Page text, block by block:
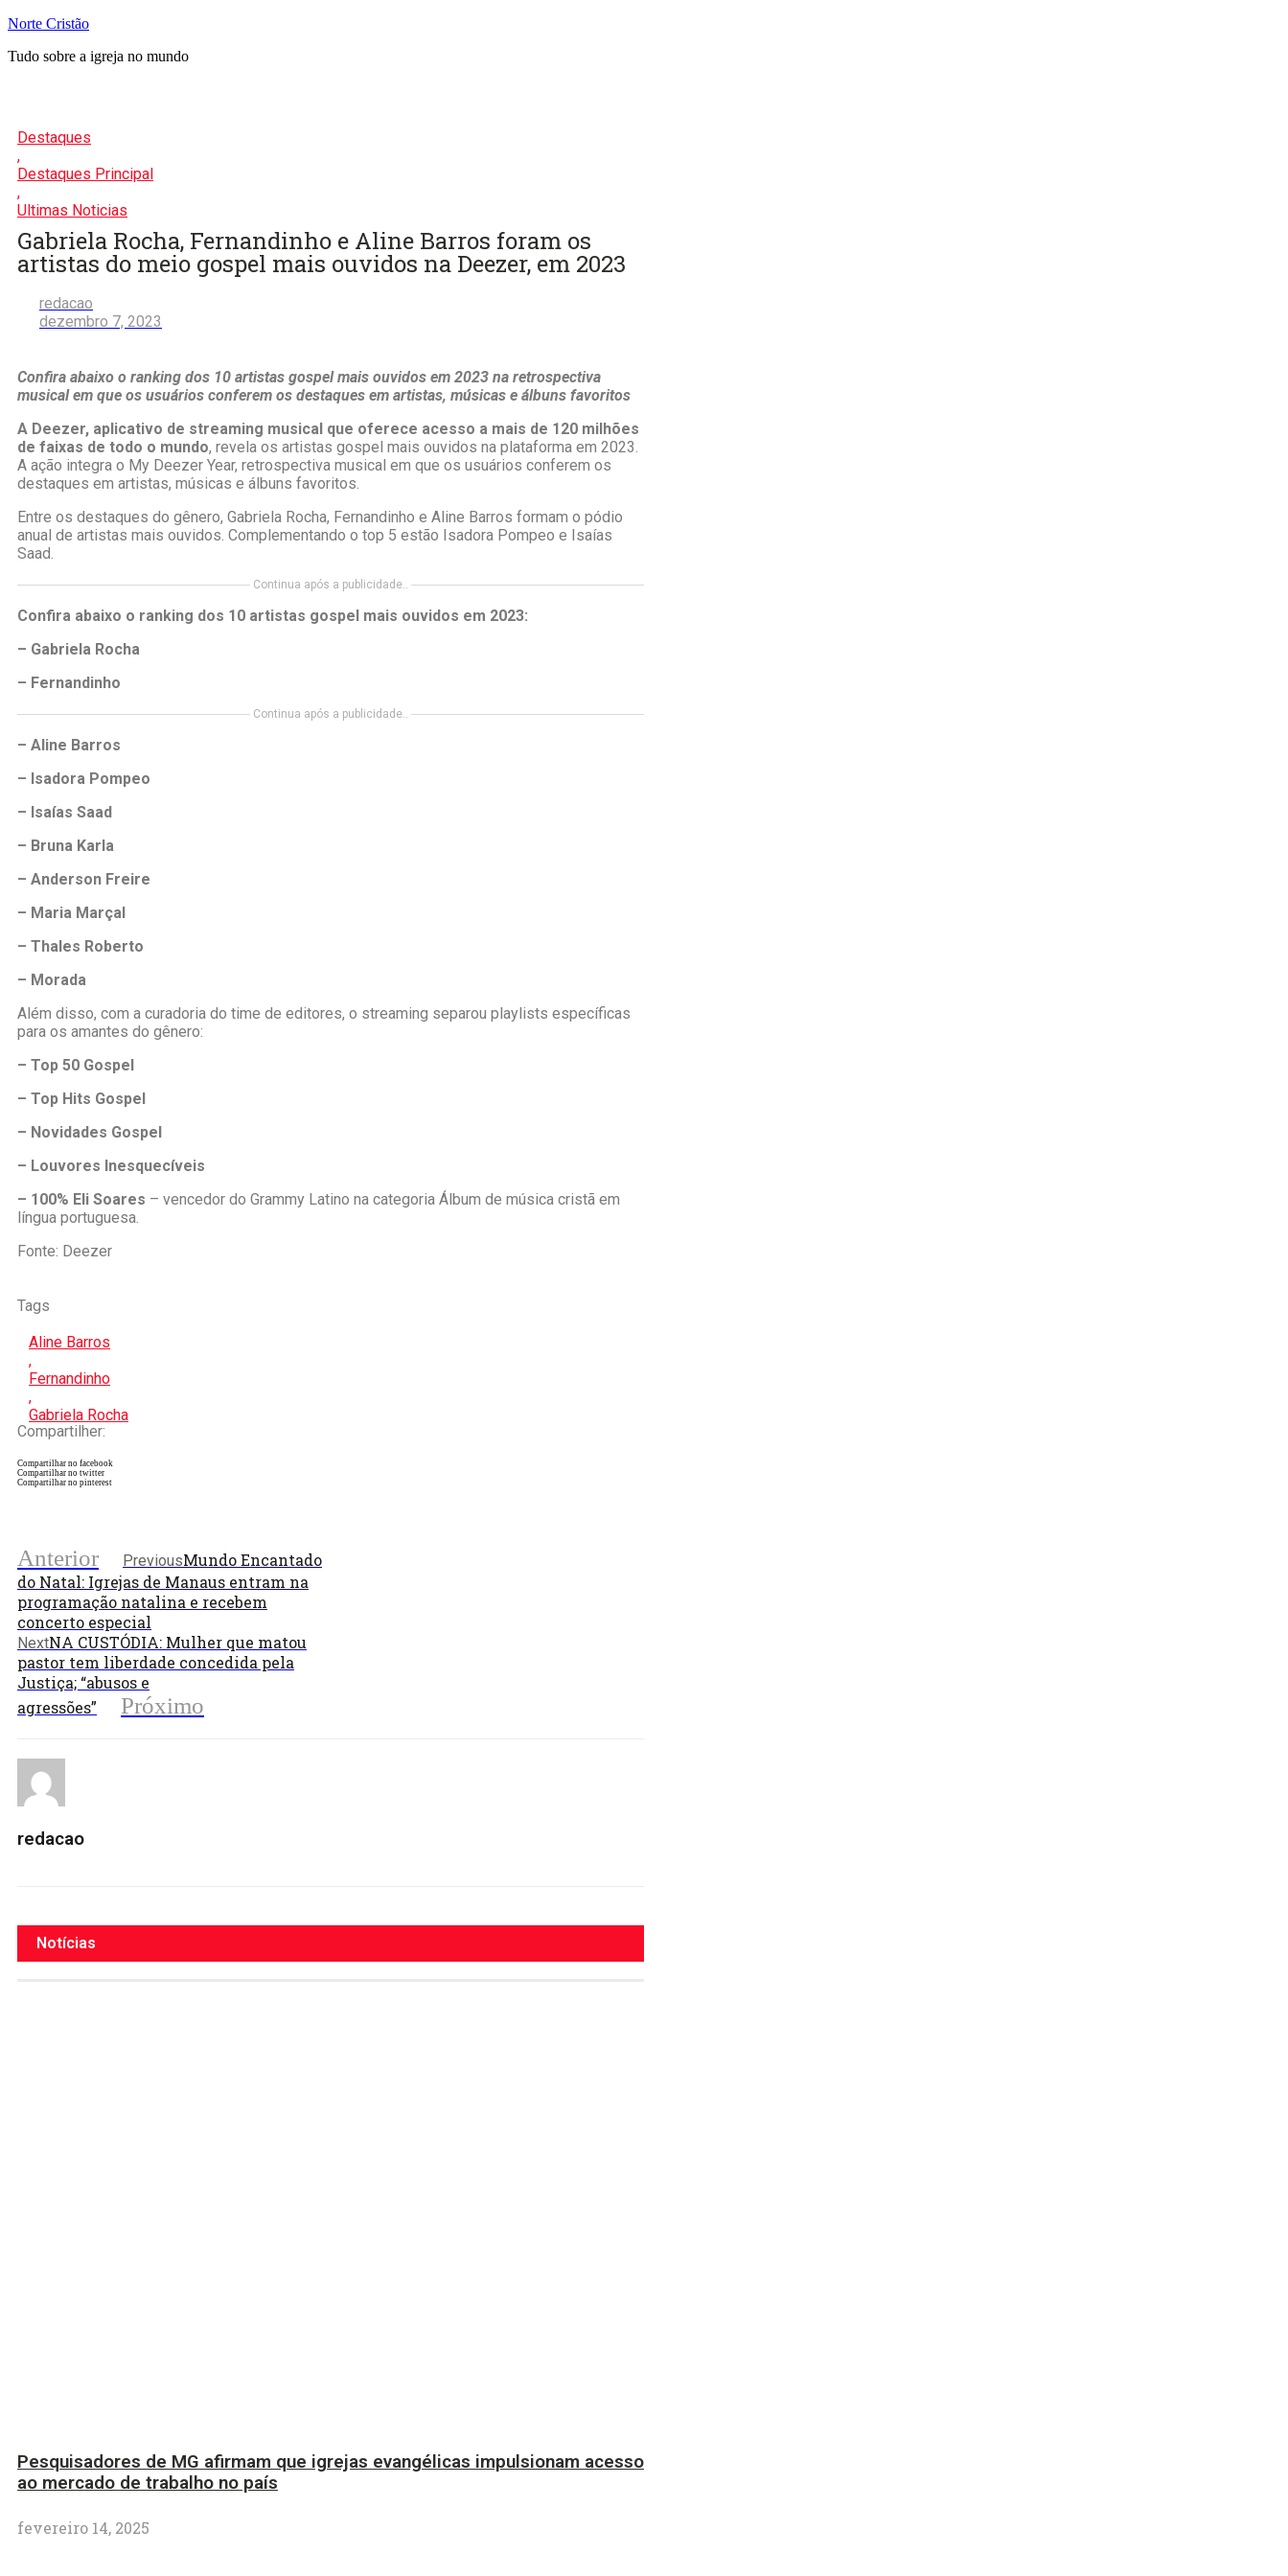
Pular
o
Norte Cristão
Tudo sobre a igreja no mundo
Destaques
,
Destaques Principal
,
Ultimas Noticias
Gabriela Rocha, Fernandinho e Aline Barros foram os
artistas do meio gospel mais ouvidos na Deezer, em 2023
redacao
dezembro 7, 2023
Confira abaixo o ranking dos 10 artistas gospel mais ouvidos em 2023 na retrospectiva
musical em que os usuários conferem os destaques em artistas, músicas e álbuns favoritos
A Deezer, aplicativo de streaming musical que oferece acesso a mais de 120 milhões
de faixas de todo o mundo, revela os artistas gospel mais ouvidos na plataforma em 2023.
A ação integra o My Deezer Year, retrospectiva musical em que os usuários conferem os
destaques em artistas, músicas e álbuns favoritos.
Entre os destaques do gênero, Gabriela Rocha, Fernandinho e Aline Barros formam o pódio
anual de artistas mais ouvidos. Complementando o top 5 estão Isadora Pompeo e Isaías
Saad.
Continua após a publicidade..
Confira abaixo o ranking dos 10 artistas gospel mais ouvidos em 2023:
– Gabriela Rocha
– Fernandinho
Continua após a publicidade..
– Aline Barros
– Isadora Pompeo
– Isaías Saad
– Bruna Karla
– Anderson Freire
– Maria Marçal
– Thales Roberto
– Morada
Além disso, com a curadoria do time de editores, o streaming separou playlists específicas
para os amantes do gênero:
– Top 50 Gospel
– Top Hits Gospel
– Novidades Gospel
– Louvores Inesquecíveis
– 100% Eli Soares – vencedor do Grammy Latino na categoria Álbum de música cristã em
língua portuguesa.
Fonte: Deezer
Tags
Aline Barros
,
Fernandinho
,
Gabriela Rocha
Compartilher:
Compartilhar no facebook
Compartilhar no twitter
Compartilhar no pinterest
Anterior PreviousMundo Encantado
do Natal: Igrejas de Manaus entram na
programação natalina e recebem
concerto especial
NextNA CUSTÓDIA: Mulher que matou
pastor tem liberdade concedida pela
Justiça; “abusos e
agressões”
Próximo
redacao
Notícias
Pesquisadores de MG afirmam que igrejas evangélicas impulsionam acesso
ao mercado de trabalho no país
fevereiro 14, 2025